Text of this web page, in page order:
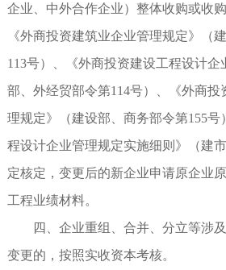
企业、中外合作企业）整体收购或收
《外商投资建筑业企业管理规定》（
113号）、《外商投资建设工程设计企
部、外经贸部令第114号）、《外商投
理规定》（建设部、商务部令第155号
程设计企业管理规定实施细则》（建
定核定，变更后的新企业申请原企业
工程业绩材料。
四、企业重组、合并、分立等涉及
变更的，按照实收资本考核。